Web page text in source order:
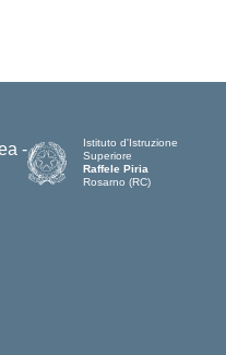
Istituto d'Istruzione
Superiore
Raffele Piria
Rosarno (RC)